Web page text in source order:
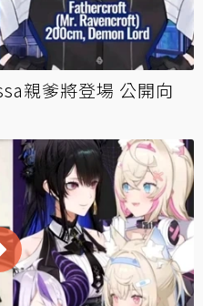
親爹將登場 公開向